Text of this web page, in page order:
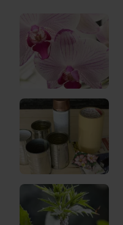
Zimmerpflanze
ist,
solltest
diese
auch
regelmäßig
schneiden
und
umtopfen.
Denn
es
ist
nicht